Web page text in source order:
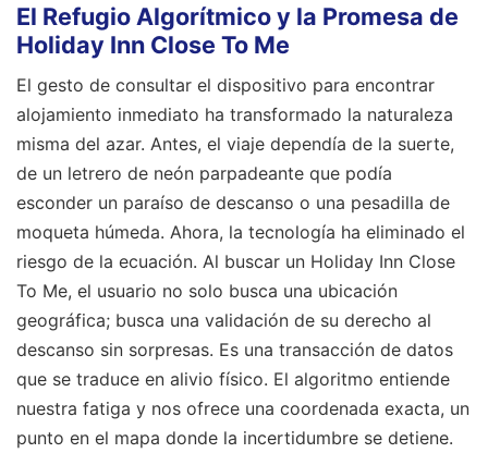
El Refugio Algorítmico y la Promesa de
Holiday Inn Close To Me
El gesto de consultar el dispositivo para encontrar
alojamiento inmediato ha transformado la naturaleza
misma del azar. Antes, el viaje dependía de la suerte,
de un letrero de neón parpadeante que podía
esconder un paraíso de descanso o una pesadilla de
moqueta húmeda. Ahora, la tecnología ha eliminado el
riesgo de la ecuación. Al buscar un Holiday Inn Close
To Me, el usuario no solo busca una ubicación
geográfica; busca una validación de su derecho al
descanso sin sorpresas. Es una transacción de datos
que se traduce en alivio físico. El algoritmo entiende
nuestra fatiga y nos ofrece una coordenada exacta, un
punto en el mapa donde la incertidumbre se detiene.